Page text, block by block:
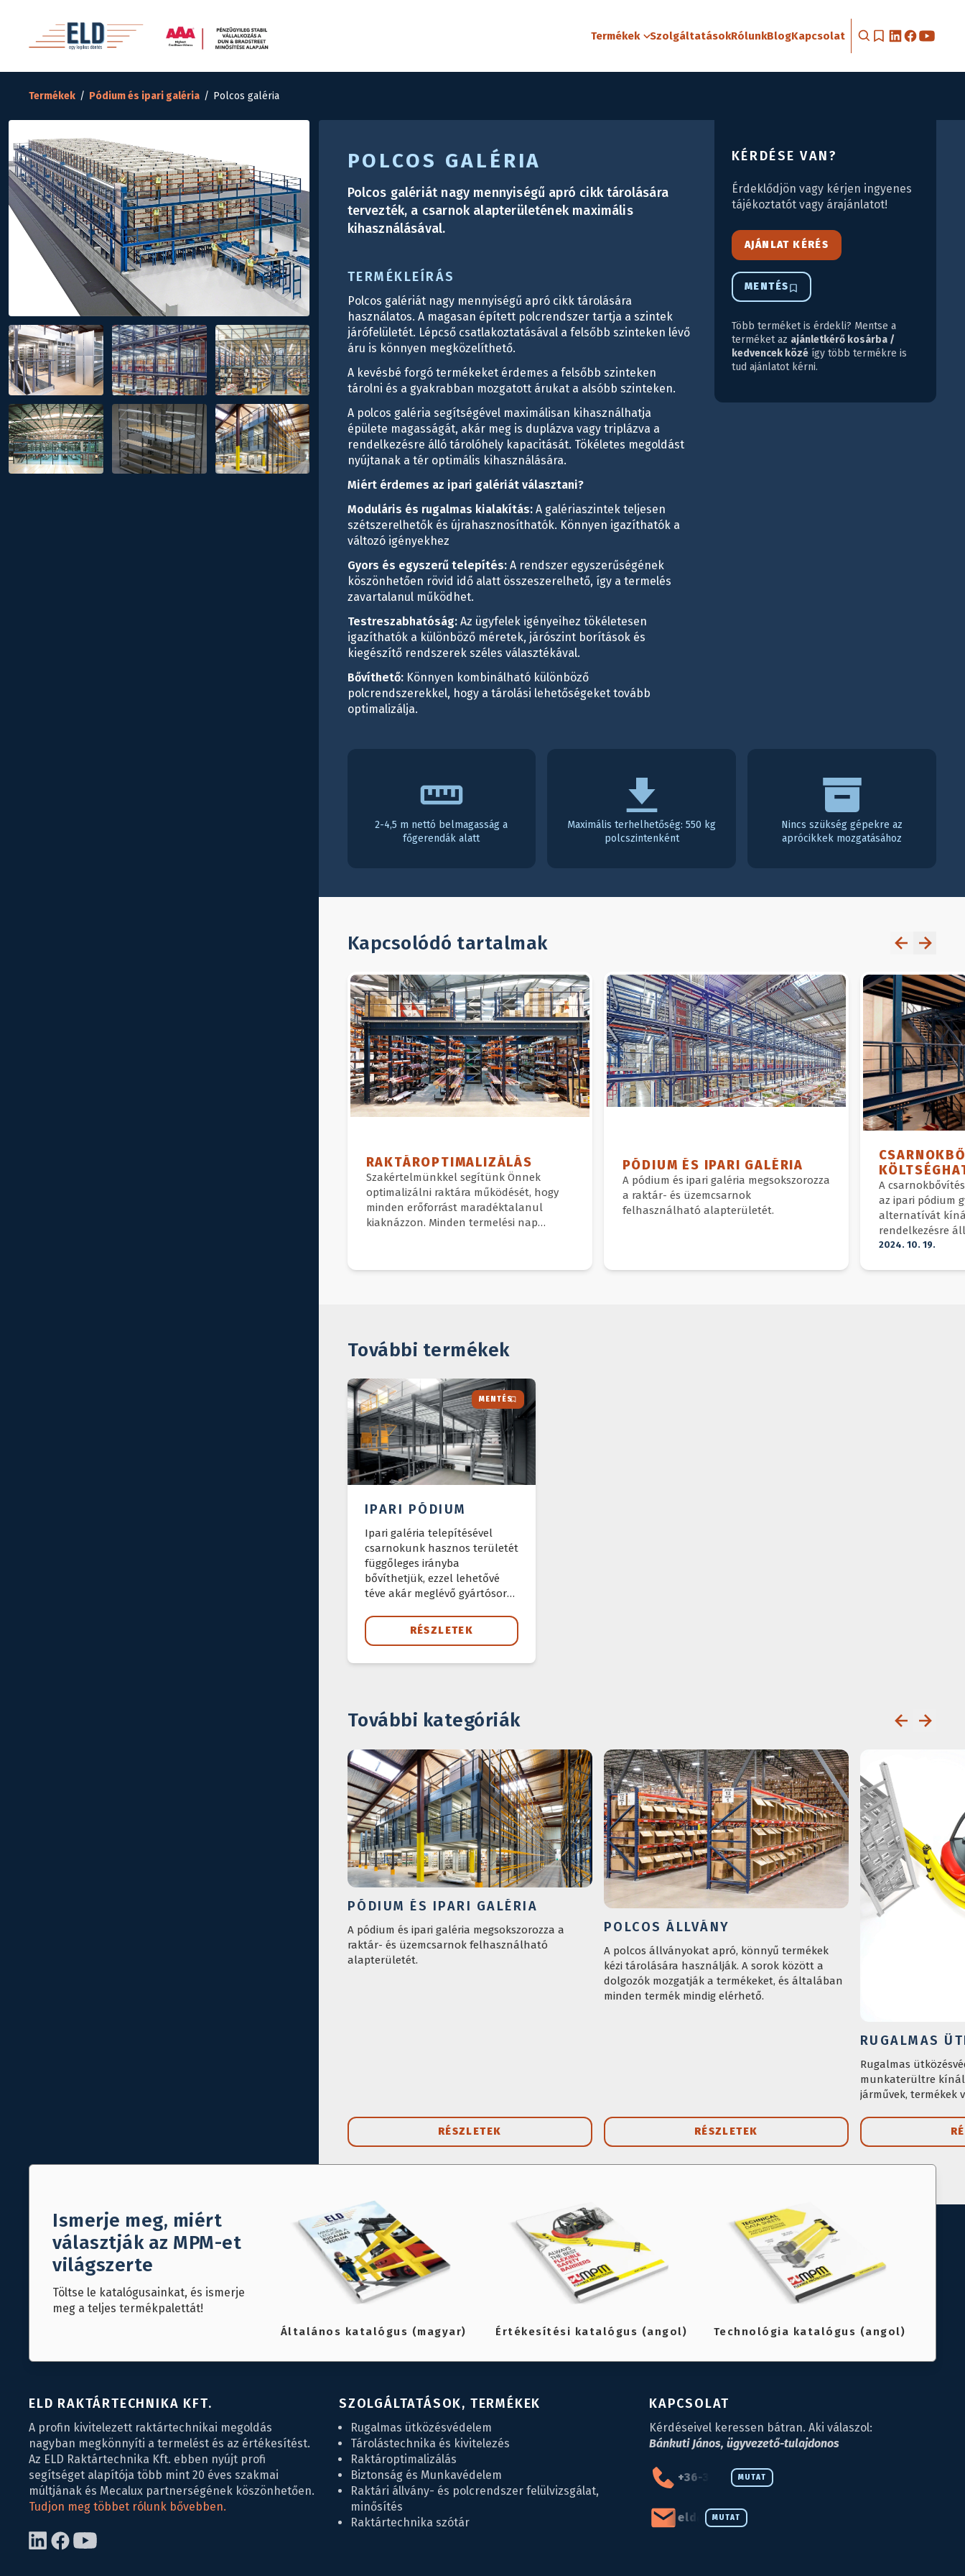
Termékek SzolgáltatásokRólunkBlogKapcsolat
Termékek / Pódium és ipari galéria / Polcos galéria
POLCOS GALÉRIA
Polcos galériát nagy mennyiségű apró cikk tárolására
tervezték, a csarnok alapterületének maximális
kihasználásával.
TERMÉKLEÍRÁS
Polcos galériát nagy mennyiségű apró cikk tárolására
használatos. A magasan épített polcrendszer tartja a szintek
járófelületét. Lépcső csatlakoztatásával a felsőbb szinteken lévő
áru is könnyen megközelíthető.
A kevésbé forgó termékeket érdemes a felsőbb szinteken
tárolni és a gyakrabban mozgatott árukat a alsóbb szinteken.
A polcos galéria segítségével maximálisan kihasználhatja
épülete magasságát, akár meg is duplázva vagy triplázva a
rendelkezésre álló tárolóhely kapacitását. Tökéletes megoldást
nyújtanak a tér optimális kihasználására.
Miért érdemes az ipari galériát választani?
Moduláris és rugalmas kialakítás:A galériaszintek teljesen
szétszerelhetők és újrahasznosíthatók. Könnyen igazíthatók a
változó igényekhez
Gyors és egyszerű telepítés:A rendszer egyszerűségének
köszönhetően rövid idő alatt összeszerelhető, így a termelés
zavartalanul működhet.
Testreszabhatóság:Az ügyfelek igényeihez tökéletesen
igazíthatók a különböző méretek, járószint borítások és
kiegészítő rendszerek széles választékával.
Bővíthető:Könnyen kombinálható különböző
polcrendszerekkel, hogy a tárolási lehetőségeket tovább
optimalizálja.
KÉRDÉSE VAN?
Érdeklődjön vagy kérjen ingyenes
tájékoztatót vagy árajánlatot!
AJÁNLAT KÉRÉS
MENTÉS
Több terméket is érdekli? Mentse a
terméket az ajánletkérő kosárba /
kedvencek közéígy több termékre is
tud ajánlatot kérni.
2-4,5 m nettó belmagasság a
főgerendák alatt
Maximális terhelhetőség: 550 kg
polcszintenként
Nincs szükség gépekre az
aprócikkek mozgatásához
Kapcsolódó tartalmak
RAKTÁROPTIMALIZÁLÁS
Szakértelmünkkel segítünk Önnek
optimalizálni raktára működését, hogy
minden erőforrást maradéktalanul
kiaknázzon. Minden termelési nap
történik.
PÓDIUM ÉS IPARI GALÉRIA
A pódium és ipari galéria megsokszorozza
a raktár- és üzemcsarnok
felhasználható alapterületét.
A
az ipari pódium
alternatívát
rendelkezésre
2024. 10. 19.
További termékek
MENTÉS
IPARI PÓDIUM
Ipari galéria telepítésével
csarnokunk hasznos területét
függőleges irányba
bővíthetjük, ezzel lehetővé
téve akár meglévő gyártósor
RÉSZLETEK
További kategóriák
PÓDIUM ÉS IPARI GALÉRIA
A pódium és ipari galéria megsokszorozza a
raktár- és üzemcsarnok felhasználható
alapterületét.
RÉSZLETEK
POLCOS ÁLLVÁNY
A polcos állványokat apró, könnyű termékek
kézi tárolására használják. A sorok között a
dolgozók mozgatják a termékeket, és általában
minden termék mindig elérhető.
RÉSZLETEK
RUGALMAS
Rugalmas
munkaterültre kínál
járművek, termékek
Ismerje meg, miért
választják az MPM-et
világszerte
Töltse le katalógusainkat, és ismerje
meg a teljes termékpalettát!
Általános katalógus (magyar) Értékesítési katalógus (angol) Technológia katalógus (angol)
ELD RAKTÁRTECHNIKA KFT.
A profin kivitelezett raktártechnikai megoldás
nagyban megkönnyíti a termelést és az értékesítést.
Az ELD Raktártechnika Kft. ebben nyújt profi
segítséget alapítója több mint 20 éves szakmai
múltjának és Mecalux partnerségének köszönhetően.
Tudjon meg többet rólunk bővebben.
SZOLGÁLTATÁSOK, TERMÉKEK
Rugalmas ütközésvédelem
Tárolástechnika és kivitelezés
Raktároptimalizálás
Biztonság és Munkavédelem
Raktári állvány- és polcrendszer felülvizsgálat,
minősítés
Raktártechnika szótár
KAPCSOLAT
Kérdéseivel keressen bátran. Aki válaszol:
Bánkuti János, ügyvezető-tulajdonos
MUTAT
+36-34-590-027
MUTAT
eld@eld.hu